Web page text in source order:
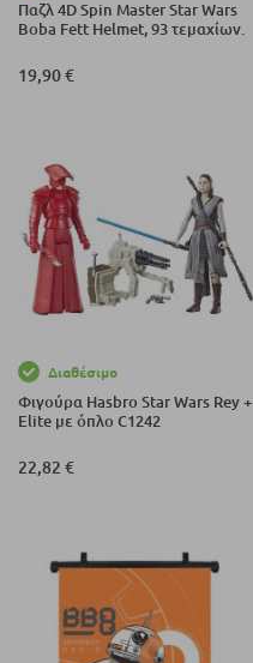
Παζλ 4D Spin Master Star Wars
Boba Fett Helmet, 93 τεμαχίων.
19,90 €
Διαθέσιμο
Φιγούρα Hasbro Star Wars Rey +
Elite με όπλο C1242
22,82 €